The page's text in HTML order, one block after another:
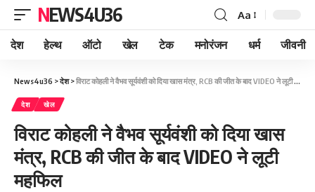
NEWS4U36 Aa
देश हेल्थ ऑटो खेल टेक मनोरंजन धर्म जीवनी
News4u36 >देश>विराट कोहली ने वैभव सूर्यवंशी को दिया खास मंत्र, RCB की जीत के बाद VIDEO ने लूटी महफिल
देश खेल
विराट कोहली ने वैभव सूर्यवंशी को दिया खास
मंत्र, RCB की जीत के बाद VIDEO ने लूटी
महफिल